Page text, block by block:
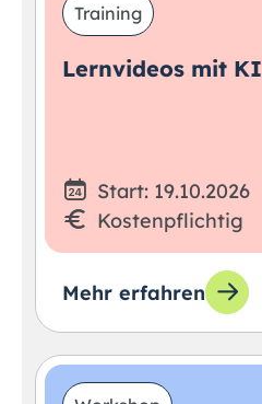
Training
Lernvideos mit KI
Start: 19.10.2026
Kostenpflichtig
Mehr erfahren